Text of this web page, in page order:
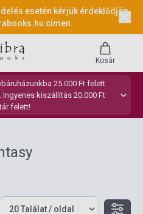
esetén kérjük érdeklődjön
címen.
25.000 Ft felett
kiszállítás 20.000 Ft
felett!
Kosár